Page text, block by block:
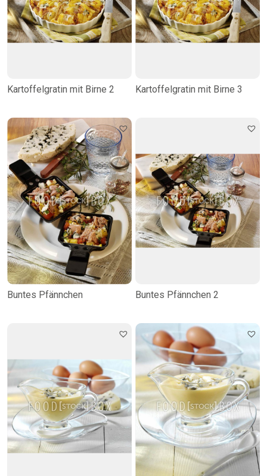
Kartoffelgratin mit Birne 2 Kartoffelgratin mit Birne 3
Buntes Pfännchen Buntes Pfännchen 2